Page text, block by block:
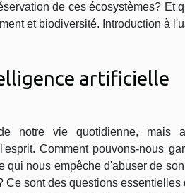
de ces écosystèmes? Et
et biodiversité. Introduction à
artificielle
notre vie quotidienne, mais
Comment pouvons-nous
nous empêche d'abuser de son
Ce sont des questions essentielles